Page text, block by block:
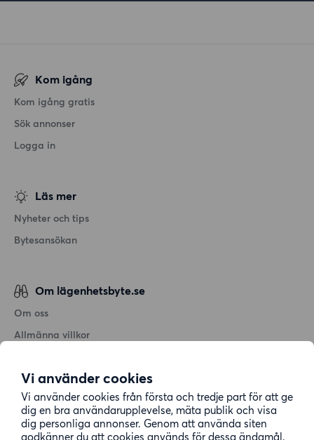
Vi använder cookies
Vi använder cookies från första och tredje part för att ge
dig en bra användarupplevelse, mäta publik och visa
dig personliga annonser. Genom att använda siten
godkänner du att cookies används för dessa ändamål.
Kom igång
Kom igång gratis
Sök annonser
Logga in
Läs mer
Nyheter och tips
Bytesansökan
Om lägenhetsbyte.se
Om oss
Allmänna villkor
Cookiepolicy
Sitemap